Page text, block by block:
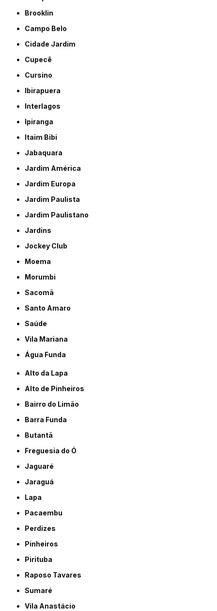
Brooklin
Campo Belo
Cidade Jardim
Cupecê
Cursino
Ibirapuera
Interlagos
Ipiranga
Itaim Bibi
Jabaquara
Jardim América
Jardim Europa
Jardim Paulista
Jardim Paulistano
Jardins
Jockey Club
Moema
Morumbi
Sacomã
Santo Amaro
Saúde
Vila Mariana
Água Funda
Alto da Lapa
Alto de Pinheiros
Bairro do Limão
Barra Funda
Butantã
Freguesia do Ó
Jaguaré
Jaraguá
Lapa
Pacaembu
Perdizes
Pinheiros
Pirituba
Raposo Tavares
Sumaré
Vila Anastácio